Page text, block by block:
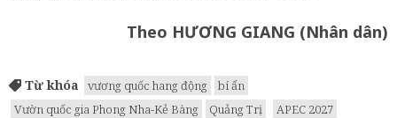
Theo HƯƠNG GIANG (Nhân dân)
Từ khóa vương quốc hang động
bí ẩn
Vườn quốc gia Phong Nha-Kẻ Bàng
Quảng Trị
APEC 2027